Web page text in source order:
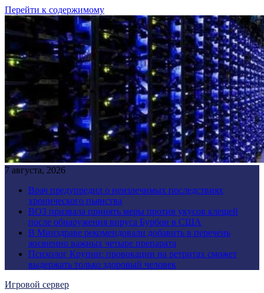
Перейти к содержимому
7 августа, 2026
Врач предупредил о неизлечимых последствиях
хронического пьянства
ВОЗ призвала принять меры против укусов клещей
после обнаружения вируса Бурбон в США
В Минздраве рекомендовали добавить в перечень
жизненно важных четыре препарата
Психолог Крупин: провокации на ретритах сможет
выдержать только здоровый человек
Игровой сервер